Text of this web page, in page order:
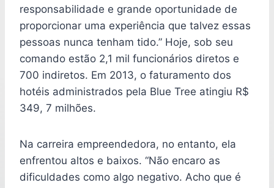
responsabilidade e grande oportunidade de
proporcionar uma experiência que talvez essas
pessoas nunca tenham tido.” Hoje, sob seu
comando estão 2,1 mil funcionários diretos e
700 indiretos. Em 2013, o faturamento dos
hotéis administrados pela Blue Tree atingiu R$
349, 7 milhões.
Na carreira empreendedora, no entanto, ela
enfrentou altos e baixos. “Não encaro as
dificuldades como algo negativo. Acho que é